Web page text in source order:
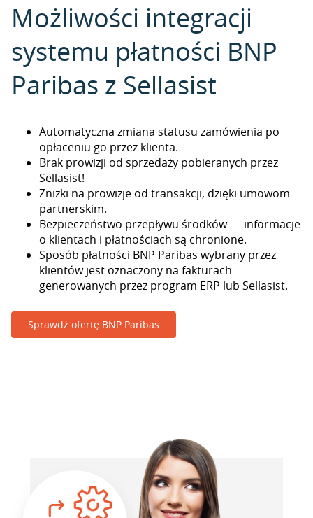
Możliwości integracji
systemu płatności BNP
Paribas z Sellasist
Automatyczna zmiana statusu zamówienia po
opłaceniu go przez klienta.
Brak prowizji od sprzedaży pobieranych przez
Sellasist!
Zniżki na prowizje od transakcji, dzięki umowom
partnerskim.
Bezpieczeństwo przepływu środków — informacje
o klientach i płatnościach są chronione.
Sposób płatności BNP Paribas wybrany przez
klientów jest oznaczony na fakturach
generowanych przez program ERP lub Sellasist.
Sprawdź ofertę BNP Paribas